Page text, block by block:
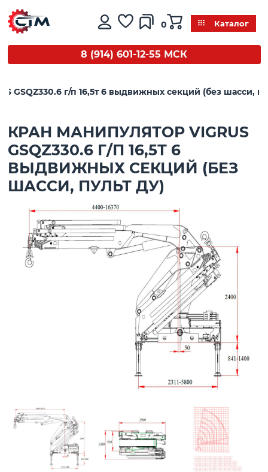
0 Каталог
8 (914) 601-12-55 МСК
GSQZ330.6 г/п 16,5т 6 выдвижных секций (без шасси,
КРАН МАНИПУЛЯТОР VIGRUS
GSQZ330.6 Г/П 16,5Т 6
ВЫДВИЖНЫХ СЕКЦИЙ (БЕЗ
ШАССИ, ПУЛЬТ ДУ)